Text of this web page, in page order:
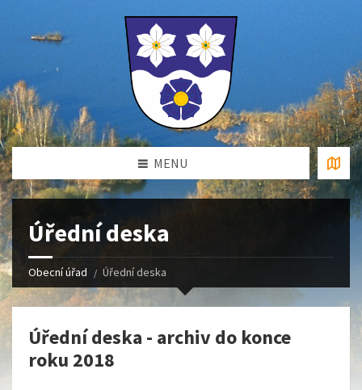
MENU
Úřední deska
Obecní úřad Úřední deska
Úřední deska - archiv do konce
roku 2018